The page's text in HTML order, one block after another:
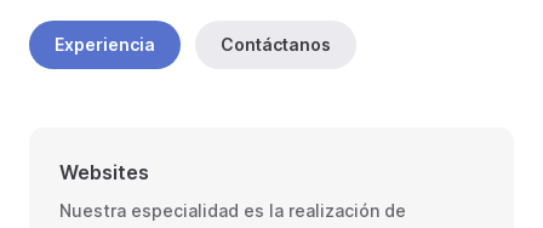
Experiencia Contáctanos
Websites
Nuestra especialidad es la realización de